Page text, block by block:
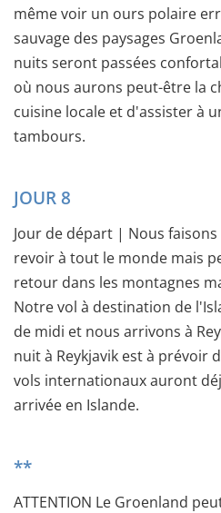
même voir un ours polaire
sauvage des paysages
nuits seront passées
où nous aurons peut-être la
cuisine locale et d'assister à
tambours.
JOUR 8
Jour de départ | Nous faisons nos valises et disons au-
revoir à tout le monde mais
retour dans les montagnes
Notre vol à destination de
de midi et nous arrivons à
nuit à Reykjavik est à prévoir
vols internationaux auront
arrivée en Islande.
**
ATTENTION Le Groenland peut être très imprévisible